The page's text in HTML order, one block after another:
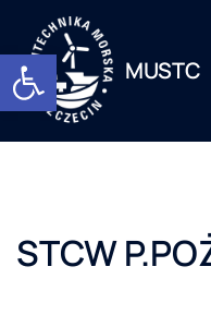
OtwórzMUSTC
STCW